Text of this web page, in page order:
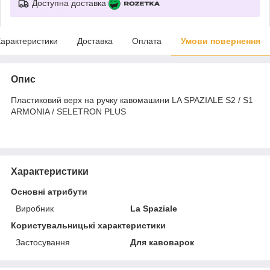
Доступна доставка
Доставка Оплата Умови повернення
Опис
Пластиковий верх на ручку кавомашини LA SPAZIALE S2 / S1
ARMONIA / SELETRON PLUS
Характеристики
Основні атрибути
Виробник
La Spaziale
Користувальницькі характеристики
Застосування
Для кавоварок